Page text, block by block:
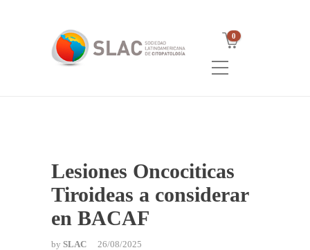
0
Lesiones Oncociticas
Tiroideas a considerar
en BACAF
by SLAC
26/08/2025